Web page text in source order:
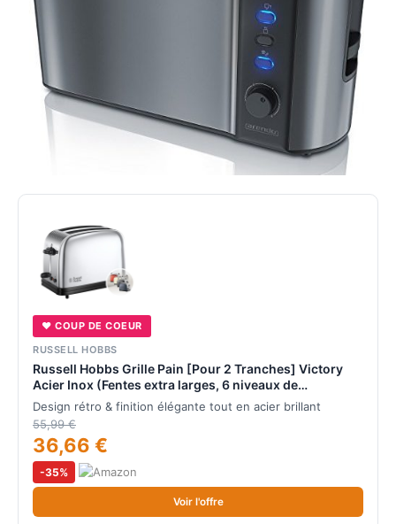
♥ COUP DE COEUR
RUSSELL HOBBS
Russell Hobbs Grille Pain [Pour 2 Tranches] Victory
Acier Inox (Fentes extra larges, 6 niveaux de
Brunissage rapide, Décongèle & réchauffe
viennoiserie, Ramasse miettes, 1670W) Toaster 23311-
56
Design rétro & finition élégante tout en acier brillant
55,99 €
36,66 €
-35%
Voir l'offre